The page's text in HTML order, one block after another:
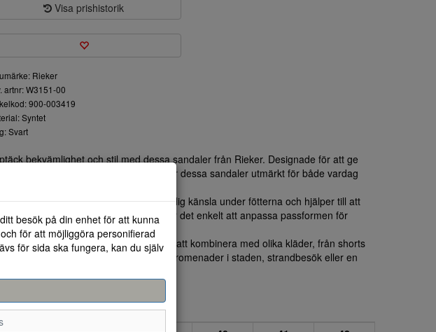
Visa prishistorik
Rieker
artnr: W3151-00
900-003419
Syntet
Svart
bekvämlighet och stil med dessa sandaler från Rieker. Designade för att ge
och komfort under hela dagen, passar dessa sandaler utmärkt för både vardag
mjuka och flexibla sulan ger en behaglig känsla under fötterna och hjälper till att
stötar. De justerbara remmarna gör det enkelt att anpassa passformen för
komfort.
tidlösa svarta utförandet gör dem lätta att kombinera med olika kläder, från shorts
klänningar. Sandalerna är perfekta för promenader i staden, strandbesök eller en
besök på din enhet för att kunna
för att möjliggöra personifierad
för sida ska fungera, kan du själv